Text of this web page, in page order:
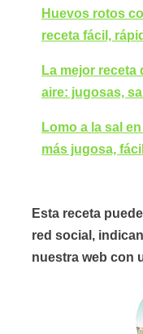
Huevos rotos
receta fácil,
La mejor receta
aire: jugosas,
Lomo a la sal
más jugosa,
Esta receta
red social,
nuestra web con